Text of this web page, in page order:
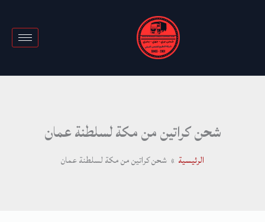
شحن كراتين من مكة لسلطنة عمان
الرئيسية شحن كراتين من مكة لسلطنة عمان